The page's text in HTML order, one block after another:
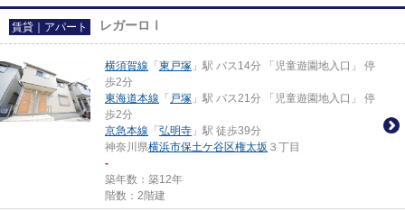
賃貸｜アパート レガーロⅠ
横須賀線 「 東戸塚 」駅 バス14分 「児童遊園地入口」 停
歩2分
東海道本線 「 戸塚 」駅 バス21分 「児童遊園地入口」 停
歩2分
京急本線 「 弘明寺 」駅 徒歩39分
神奈川県横浜市保土ケ谷区権太坂 ３丁目
-
築年数：築12年
階数：2階建